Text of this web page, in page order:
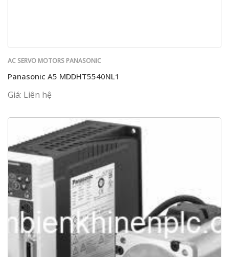
AC SERVO MOTORS PANASONIC
Panasonic A5 MDDHT5540NL1
Giá: Liên hệ